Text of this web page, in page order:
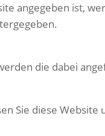
angegeben ist,
die dabei
Sie diese